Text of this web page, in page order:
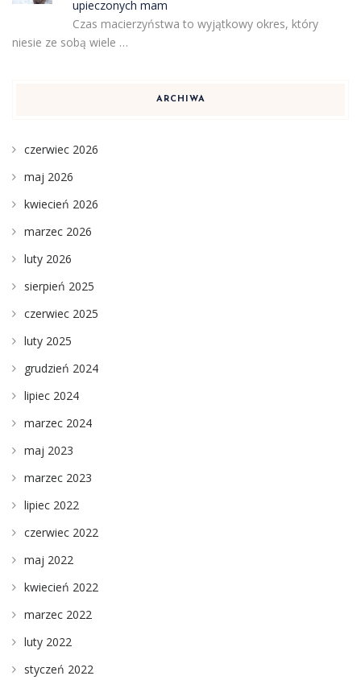
upieczonych mam
Czas macierzyństwa to wyjątkowy okres, który
niesie ze sobą wiele …
ARCHIWA
czerwiec 2026
maj 2026
kwiecień 2026
marzec 2026
luty 2026
sierpień 2025
czerwiec 2025
luty 2025
grudzień 2024
lipiec 2024
marzec 2024
maj 2023
marzec 2023
lipiec 2022
czerwiec 2022
maj 2022
kwiecień 2022
marzec 2022
luty 2022
styczeń 2022